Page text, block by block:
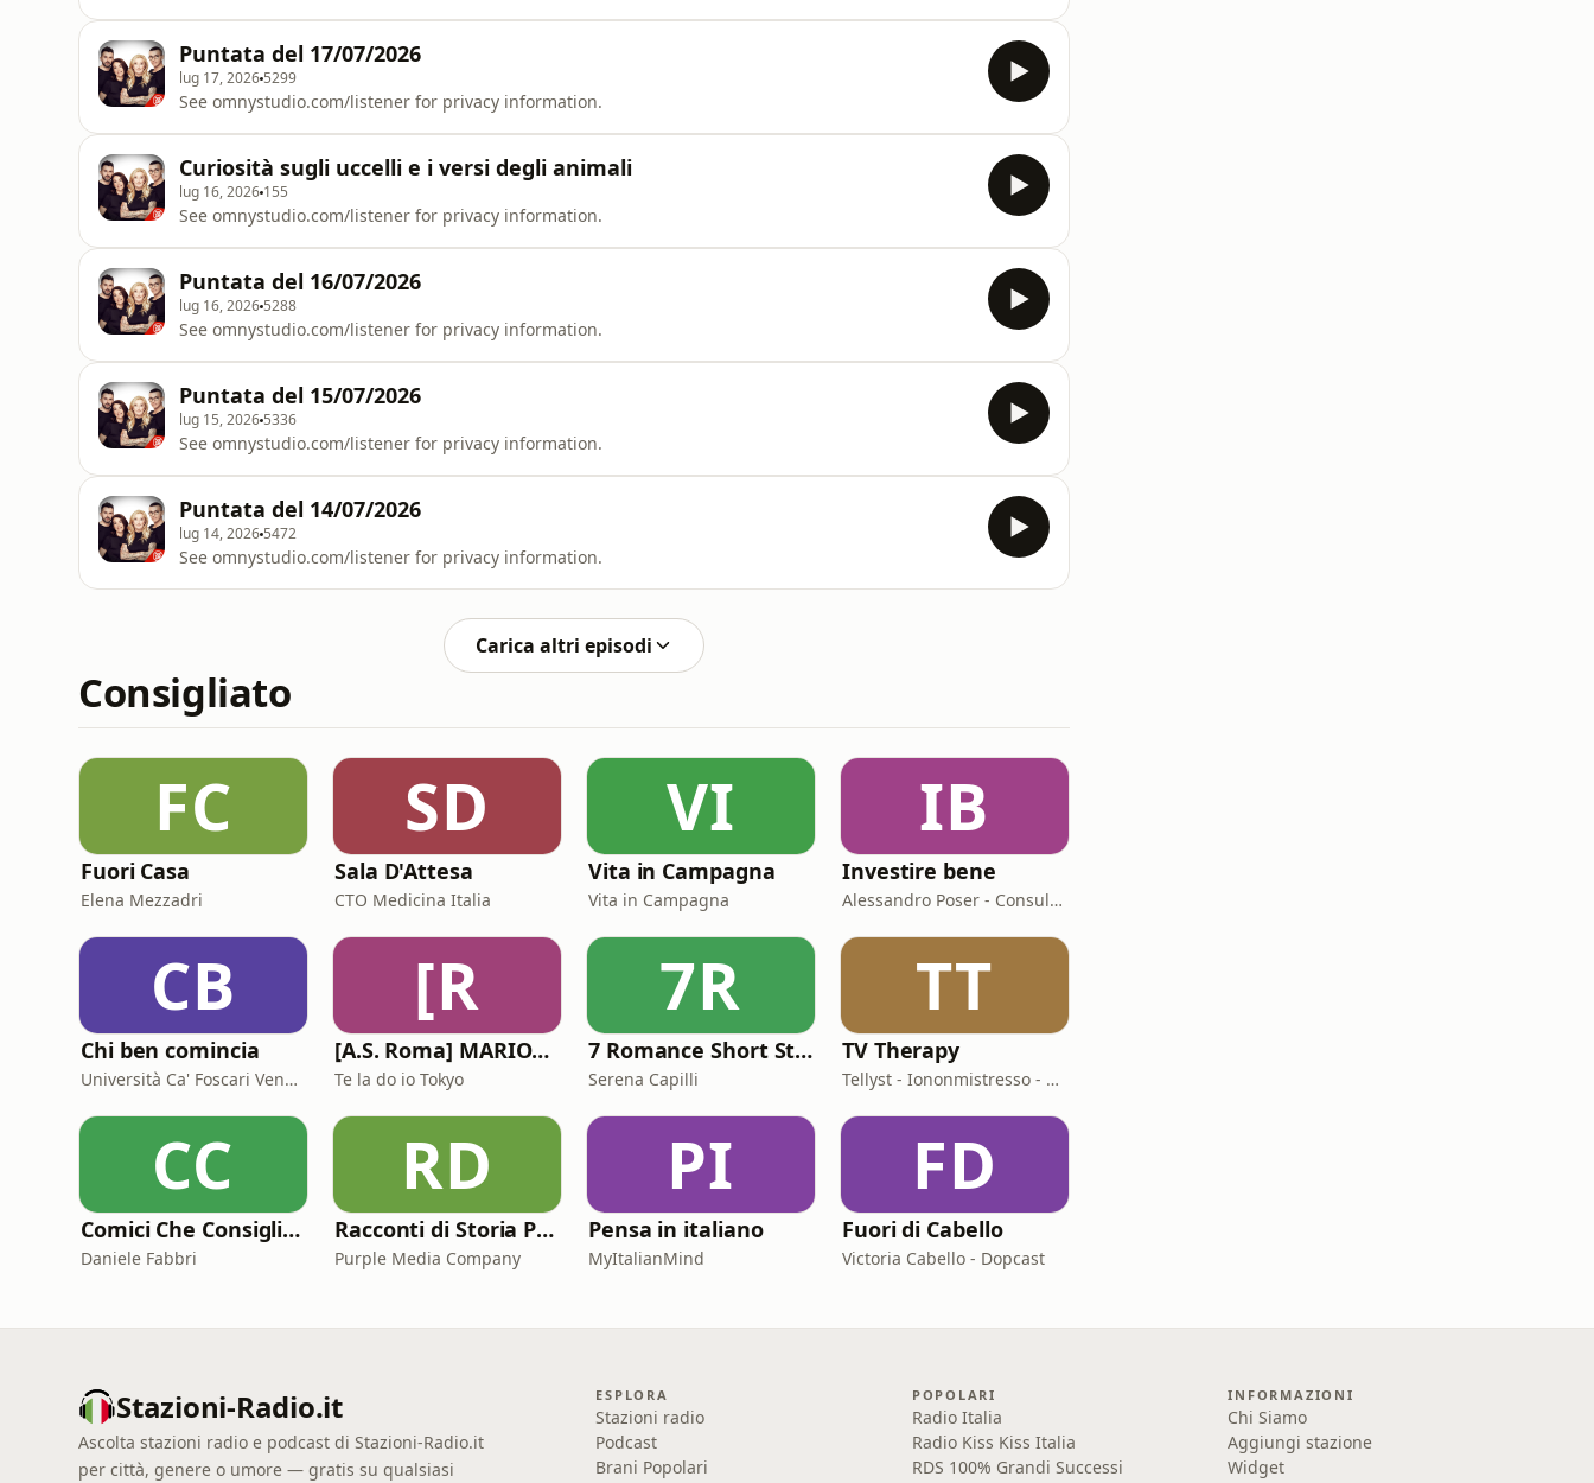
Puntata del 17/07/2026
lug 17, 2026 5299
See omnystudio.com/listener for privacy information.
Curiosità sugli uccelli e i versi degli animali
lug 16, 2026 155
See omnystudio.com/listener for privacy information.
Puntata del 16/07/2026
lug 16, 2026 5288
See omnystudio.com/listener for privacy information.
Puntata del 15/07/2026
lug 15, 2026 5336
See omnystudio.com/listener for privacy information.
Puntata del 14/07/2026
lug 14, 2026 5472
See omnystudio.com/listener for privacy information.
Carica altri episodi
Consigliato
FC
Fuori Casa
Elena Mezzadri
SD
Sala D'Attesa
CTO Medicina Italia
VI
Vita in Campagna
Vita in Campagna
IB
Investire bene
Alessandro Poser - Consulente Finanziario Fineco
CB
Chi ben comincia
Università Ca' Foscari Venezia
[R
[A.S. Roma] MARIONE - Il portale della ControInformazione GialloRossa
Te la do io Tokyo
7R
7 Romance Short Stories in Italian (Graded Reader for Intermediate Learners (CEFR B1-B2)
Serena Capilli
TT
TV Therapy
Tellyst - Iononmistresso - Vois
CC
Comici Che Consigliano Cose
Daniele Fabbri
RD
Racconti di Storia Podcast
Purple Media Company
PI
Pensa in italiano
MyItalianMind
FD
Fuori di Cabello
Victoria Cabello - Dopcast
Stazioni-Radio.it
Ascolta stazioni radio e podcast di Stazioni-Radio.it
per città, genere o umore — gratis su qualsiasi
ESPLORA
Stazioni radio
Podcast
Brani Popolari
POPOLARI
Radio Italia
Radio Kiss Kiss Italia
RDS 100% Grandi Successi
INFORMAZIONI
Chi Siamo
Aggiungi stazione
Widget